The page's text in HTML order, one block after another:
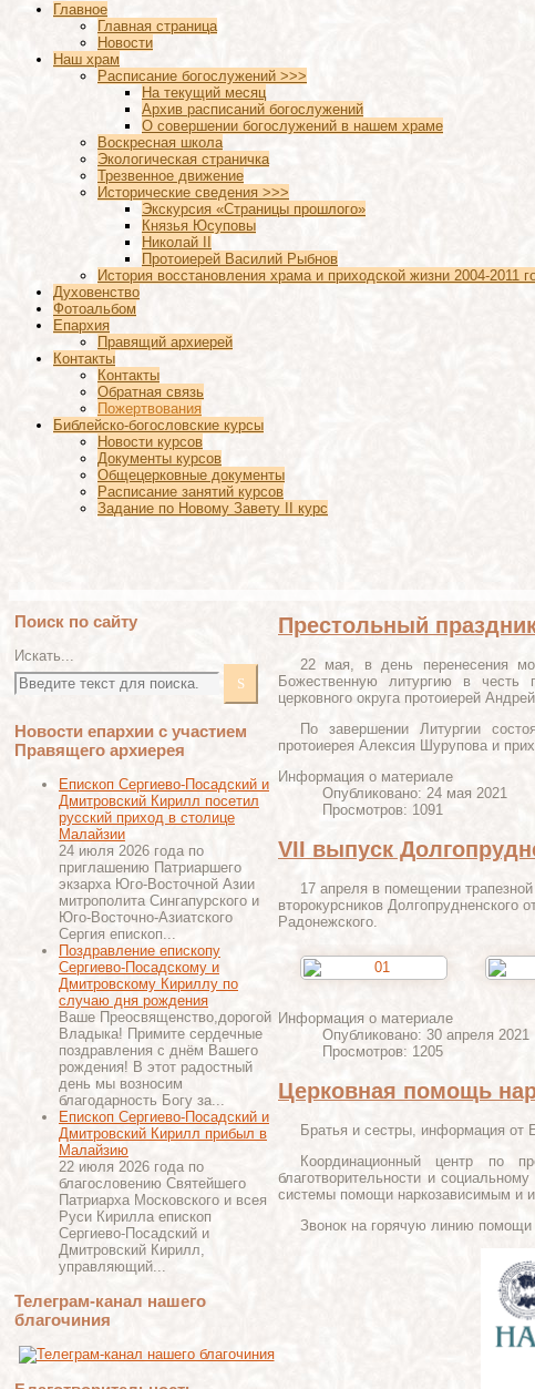
Главное
Главная страница
Новости
Наш храм
Расписание богослужений >>>
На текущий месяц
Архив расписаний богослужений
О совершении богослужений в нашем храме
Воскресная школа
Экологическая страничка
Трезвенное движение
Исторические сведения >>>
Экскурсия «Страницы прошлого»
Князья Юсуповы
Николай II
Протоиерей Василий Рыбнов
История восстановления храма и приходской жизни 2004-2011
Духовенство
Фотоальбом
Епархия
Правящий архиерей
Контакты
Контакты
Обратная связь
Пожертвования
Библейско-богословские курсы
Новости курсов
Документы курсов
Общецерковные документы
Расписание занятий курсов
Задание по Новому Завету II курс
Поиск по сайту
Искать...
Новости епархии с участием
Правящего архиерея
Епископ Сергиево-Посадский и
Дмитровский Кирилл посетил
русский приход в столице
Малайзии
24 июля 2026 года по
приглашению Патриаршего
экзарха Юго-Восточной Азии
митрополита Сингапурского и
Юго-Восточно-Азиатского
Сергия епископ...
Поздравление епископу
Сергиево-Посадскому и
Дмитровскому Кириллу по
случаю дня рождения
Ваше Преосвященство,дорогой
Владыка! Примите сердечные
поздравления с днём Вашего
рождения! В этот радостный
день мы возносим
благодарность Богу за...
Епископ Сергиево-Посадский и
Дмитровский Кирилл прибыл в
Малайзию
22 июля 2026 года по
благословению Святейшего
Патриарха Московского и всея
Руси Кирилла епископ
Сергиево-Посадский и
Дмитровский Кирилл,
управляющий...
Телеграм-канал нашего
благочиния
Престольный
22 мая, в день перенесения
Божественную литургию в честь
церковного округа протоиерей
По завершении Литургии
протоиерея Алексия Шурупова и
Информация о материале
Опубликовано: 24 мая 2021
Просмотров: 1091
VII выпуск
17 апреля в помещении
второкурсников Долгопрудненского
Радонежского.
Информация о материале
Опубликовано: 30 апреля 2021
Просмотров: 1205
Церковная помощь
Братья и сестры, информация от
Координационный центр по
благотворительности и
системы помощи наркозависимым и
Звонок на горячую линию помощи